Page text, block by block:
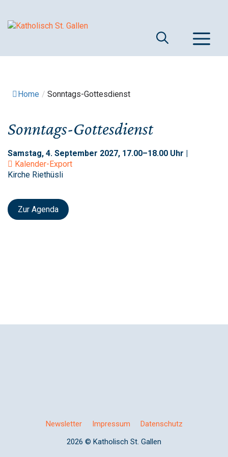
Inhalt
Home / Sonntags-Gottesdienst
Sonntags-Gottesdienst
Samstag, 4. September 2027, 17.00–18.00 Uhr |
Kalender-Export
Kirche Riethüsli
Zur Agenda
Newsletter Impressum
Datenschutz
2026 © Katholisch St. Gallen